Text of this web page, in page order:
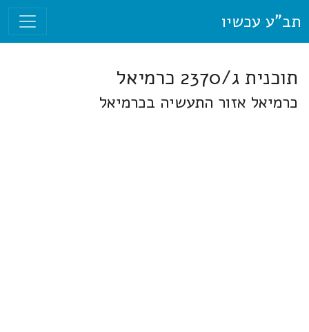
תב"ע עכשיו
תוכנית ג/2370 כרמיאל
כרמיאל אזור התעשיה בכרמיאל